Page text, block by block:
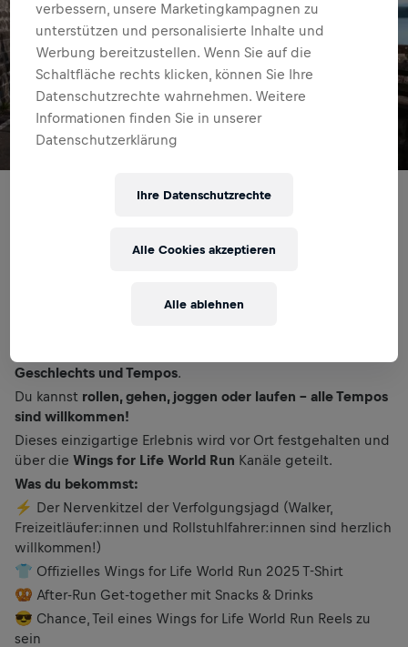
Neuschwander 100 Läufer:innen in einer einstündigen
globalen Charity-Lauf, bei dem 100 % der Startgelder der
Geschlechts und Tempos.
Du kannst rollen, gehen, joggen oder laufen – alle Tempos
sind willkommen!
Dieses einzigartige Erlebnis wird vor Ort festgehalten und
über die Wings for Life World Run Kanäle geteilt.
Was du bekommst:
⚡ Der Nervenkitzel der Verfolgungsjagd (Walker,
Freizeitläufer:innen und Rollstuhlfahrer:innen sind herzlich
willkommen!)
👕 Offizielles Wings for Life World Run 2025 T-Shirt
🥨 After-Run Get-together mit Snacks & Drinks
😎 Chance, Teil eines Wings for Life World Run Reels zu
sein
verbessern, unsere Marketingkampagnen zu
unterstützen und personalisierte Inhalte und
Werbung bereitzustellen. Wenn Sie auf die
Schaltfläche rechts klicken, können Sie Ihre
Datenschutzrechte wahrnehmen. Weitere
Informationen finden Sie in unserer
Datenschutzerklärung
Ihre Datenschutzrechte
Alle ablehnen
Alle Cookies akzeptieren